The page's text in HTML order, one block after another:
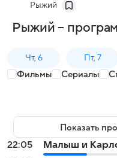
Рыжий
Рыжий –
Чт, 6 Пт, 7
Фильмы Сериалы
Показать
22:05
Малыш и